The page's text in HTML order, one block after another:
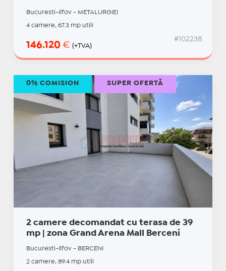
Bucuresti-Ilfov - METALURGIEI
4 camere, 67.3 mp utili
146.120 € (+TVA)
#102238
2 camere decomandat cu terasa de 39
mp | zona Grand Arena Mall Berceni
Bucuresti-Ilfov - BERCENI
2 camere, 89.4 mp utili
0% COMISION SUPER OFERTĂ